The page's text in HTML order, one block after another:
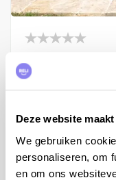
Deze website
We gebruiken
personaliseren, om
en om ons
Maison de
Provence, Alpes-